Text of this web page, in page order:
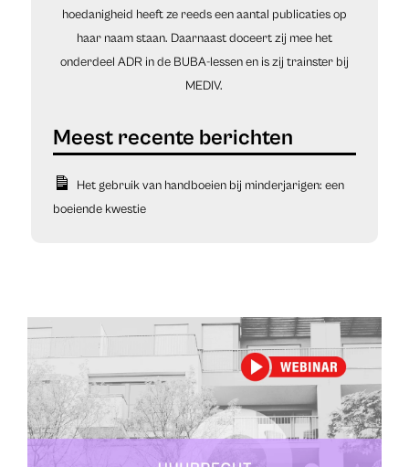
hoedanigheid heeft ze reeds een aantal publicaties op
haar naam staan. Daarnaast doceert zij mee het
onderdeel ADR in de BUBA-lessen en is zij trainster bij
MEDIV.
Het gebruik van handboeien bij minderjarigen: een
boeiende kwestie